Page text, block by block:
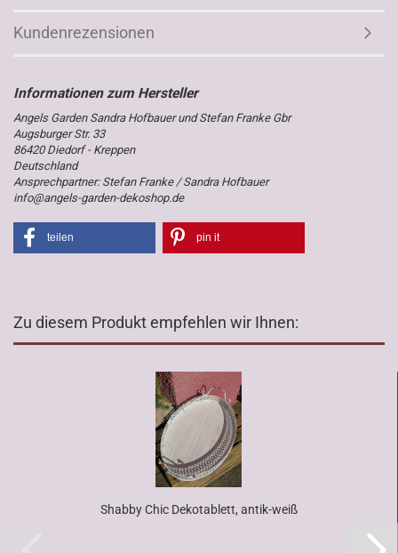
Kundenrezensionen
Angels Garden Sandra Hofbauer und Stefan Franke Gbr
Augsburger Str. 33
86420 Diedorf - Kreppen
Deutschland
Ansprechpartner: Stefan Franke / Sandra Hofbauer
info@angels-garden-dekoshop.de
teilen pin it
Zu diesem Produkt empfehlen wir Ihnen:
Shabby Chic Dekotablett, antik-weiß